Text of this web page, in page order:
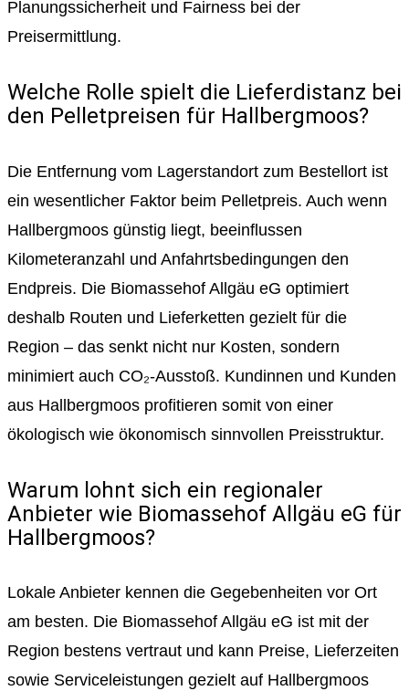
Planungssicherheit und Fairness bei der
Preisermittlung.
Welche Rolle spielt die Lieferdistanz bei
den Pelletpreisen für Hallbergmoos?
Die Entfernung vom Lagerstandort zum Bestellort ist
ein wesentlicher Faktor beim Pelletpreis. Auch wenn
Hallbergmoos günstig liegt, beeinflussen
Kilometeranzahl und Anfahrtsbedingungen den
Endpreis. Die Biomassehof Allgäu eG optimiert
deshalb Routen und Lieferketten gezielt für die
Region – das senkt nicht nur Kosten, sondern
minimiert auch CO₂-Ausstoß. Kundinnen und Kunden
aus Hallbergmoos profitieren somit von einer
ökologisch wie ökonomisch sinnvollen Preisstruktur.
Warum lohnt sich ein regionaler
Anbieter wie Biomassehof Allgäu eG für
Hallbergmoos?
Lokale Anbieter kennen die Gegebenheiten vor Ort
am besten. Die Biomassehof Allgäu eG ist mit der
Region bestens vertraut und kann Preise, Lieferzeiten
sowie Serviceleistungen gezielt auf Hallbergmoos